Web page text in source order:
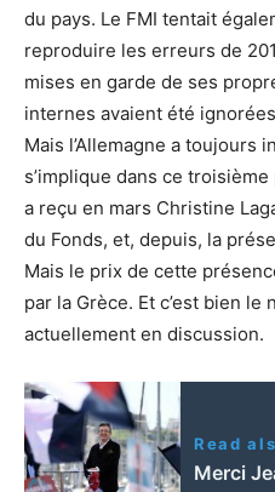
du pays. Le FMI tentait
reproduire les erreurs de
mises en garde de ses
internes avaient été
Mais l’Allemagne a toujours
s’implique dans ce
a reçu en mars Christine
du Fonds, et, depuis, la
Mais le prix de cette
par la Grèce. Et c’est bien
actuellement en discussion.
Read
Merci